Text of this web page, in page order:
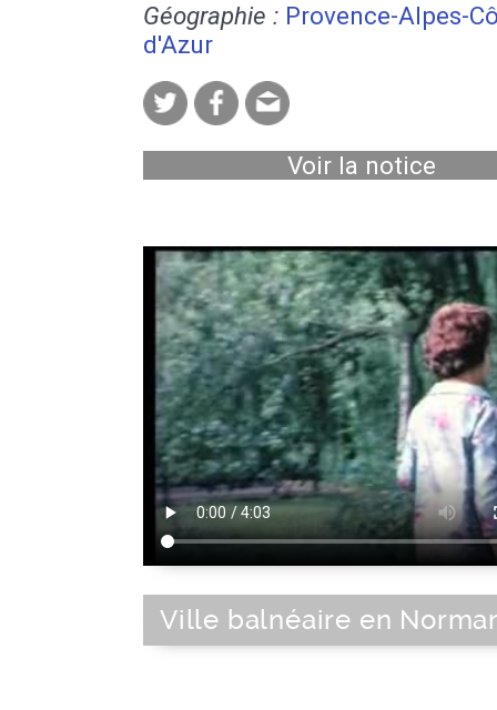
Géographie : Provence-Alpes-
d'Azur
Voir la notice
Ville balnéaire en